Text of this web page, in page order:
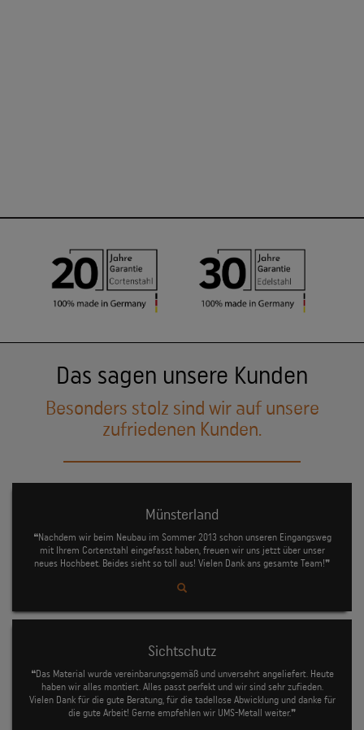
Das sagen unsere Kunden
Besonders stolz sind wir auf unsere
zufriedenen Kunden.
Münsterland
❝Nachdem wir beim Neubau im Sommer 2013 schon unseren Eingangsweg
mit Ihrem Cortenstahl eingefasst haben, freuen wir uns jetzt über unser
neues Hochbeet. Beides sieht so toll aus! Vielen Dank ans gesamte Team!❞
Sichtschutz
❝Das Material wurde vereinbarungsgemäß und unversehrt angeliefert. Heute
haben wir alles montiert. Alles passt perfekt und wir sind sehr zufieden.
Vielen Dank für die gute Beratung, für die tadellose Abwicklung und danke für
die gute Arbeit! Gerne empfehlen wir UMS-Metall weiter.❞